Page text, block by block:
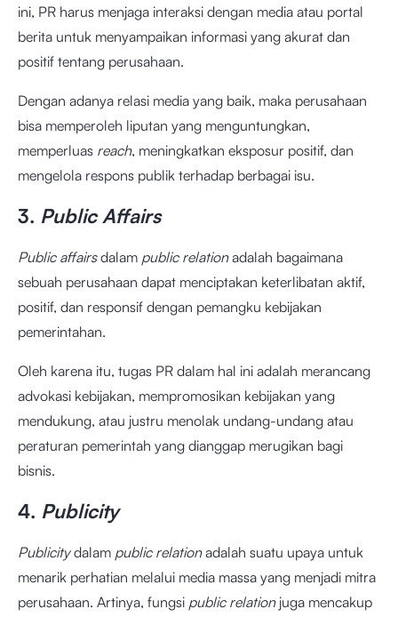
ini, PR harus menjaga interaksi dengan media atau portal
berita untuk menyampaikan informasi yang akurat dan
positif tentang perusahaan.
Dengan adanya relasi media yang baik, maka perusahaan
bisa memperoleh liputan yang menguntungkan,
memperluas reach, meningkatkan eksposur positif, dan
mengelola respons publik terhadap berbagai isu.
3. Public Affairs
Public affairsdalam public relationadalah bagaimana
sebuah perusahaan dapat menciptakan keterlibatan aktif,
positif, dan responsif dengan pemangku kebijakan
pemerintahan.
Oleh karena itu, tugas PR dalam hal ini adalah merancang
advokasi kebijakan, mempromosikan kebijakan yang
mendukung, atau justru menolak undang-undang atau
peraturan pemerintah yang dianggap merugikan bagi
bisnis.
4. Publicity
Publicitydalam public relationadalah suatu upaya untuk
menarik perhatian melalui media massa yang menjadi mitra
perusahaan. Artinya, fungsi public relation juga mencakup